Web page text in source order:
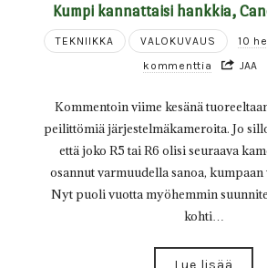
Kumpi kannattaisi hankkia,
TEKNIIKKA VALOKUVAUS 10
kommenttia
JAA
Kommentoin viime kesänä
peilittömiä järjestelmäkameroita. Jo
että joko R5 tai R6 olisi seuraava
osannut varmuudella sanoa,
Nyt puoli vuotta myöhemmin
kohti…
Lue lisää